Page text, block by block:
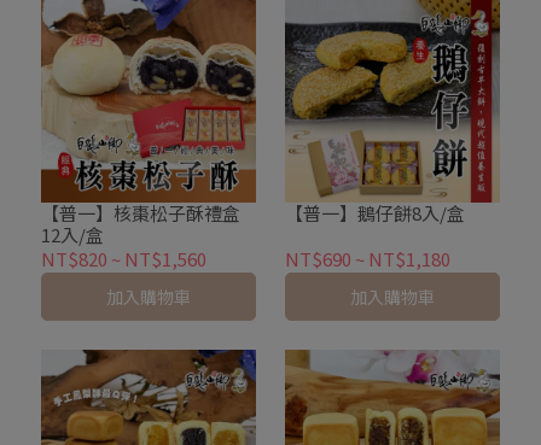
【普一】核棗松子酥禮盒
12入/盒
NT$820 ~ NT$1,560
加入購物車
【普一】鵝仔餅8入/盒
NT$690 ~ NT$1,180
加入購物車